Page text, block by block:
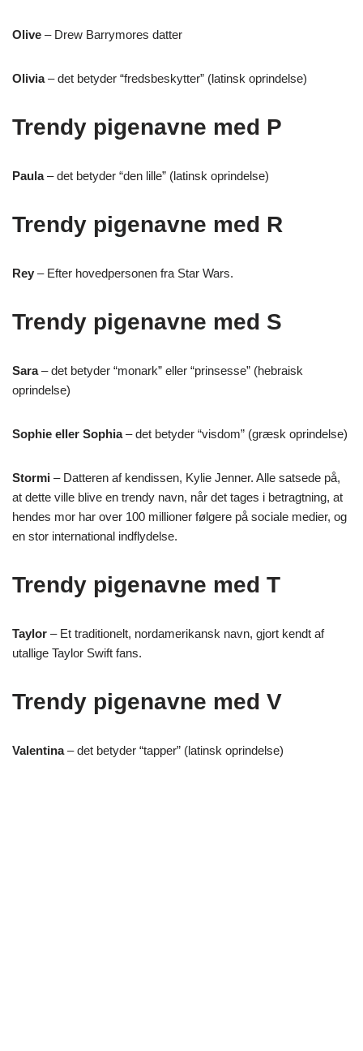
Olive – Drew Barrymores datter
Olivia– det betyder “fredsbeskytter” (latinsk oprindelse)
Trendy pigenavne med P
Paula– det betyder “den lille” (latinsk oprindelse)
Trendy pigenavne med R
Rey – Efter hovedpersonen fra Star Wars.
Trendy pigenavne med S
Sara– det betyder “monark” eller “prinsesse” (hebraisk
oprindelse)
Sophie eller Sophia– det betyder “visdom” (græsk oprindelse)
Stormi – Datteren af kendissen, Kylie Jenner. Alle satsede på,
at dette ville blive en trendy navn, når det tages i betragtning, at
hendes mor har over 100 millioner følgere på sociale medier, og
en stor international indflydelse.
Trendy pigenavne med T
Taylor – Et traditionelt, nordamerikansk navn, gjort kendt af
utallige Taylor Swift fans.
Trendy pigenavne med V
Valentina– det betyder “tapper” (latinsk oprindelse)